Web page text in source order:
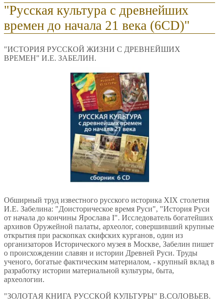
"Русская культура с древнейших
времен до начала 21 века (6CD)"
"ИСТОРИЯ РУССКОЙ ЖИЗНИ С ДРЕВНЕЙШИХ
ВРЕМЕН" И.Е. ЗАБЕЛИН.
Обширный труд известного русского историка XIX столетия
И.Е. Забелина: "Доисторическое время Руси", "История Руси
от начала до кончины Ярослава I". Исследователь богатейших
архивов Оружейной палаты, археолог, совершивший крупные
открытия при раскопках скифских курганов, один из
организаторов Исторического музея в Москве, Забелин пишет
о происхождении славян и истории Древней Руси. Труды
ученого, богатые фактическим материалом, - крупный вклад в
разработку истории материальной культуры, быта,
археологии.
"ЗОЛОТАЯ КНИГА РУССКОЙ КУЛЬТУРЫ" В.СОЛОВЬЕВ.